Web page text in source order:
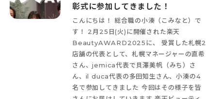
彰式に参加してきました！
こんにちは！ 総合職の小湊（こみなと）で
す！ 2月25日(火)に開催された楽天
BeautyAWARD2025に、 受賞した札幌2
店舗の代表として、札幌マネージャーの直希
さん、jemica代表で貝澤美帆（みち）さ
ん、il duca代表の多田知生さん、小湊の4
名で参加してきました 今回はその様子を皆